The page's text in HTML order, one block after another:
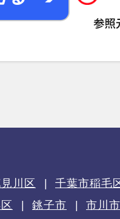
川区
千葉市稲毛
銚子市
市川市